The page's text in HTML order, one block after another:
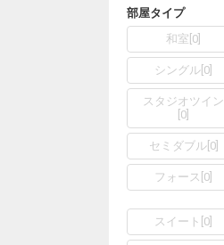
部屋タイプ
和室 0
シングル 0
スタジオツイン
0
セミダブル[ 0]
フォース 0
スイート 0